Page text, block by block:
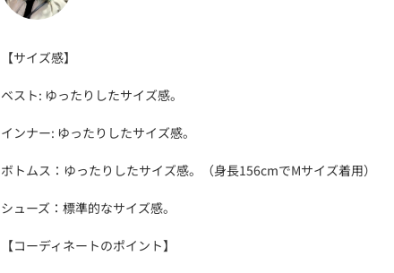
【サイズ感】
ベスト: ゆったりしたサイズ感。
インナー: ゆったりしたサイズ感。
ボトムス：ゆったりしたサイズ感。（身長156cmでMサイズ着用）
シューズ：標準的なサイズ感。
【コーディネートのポイント】